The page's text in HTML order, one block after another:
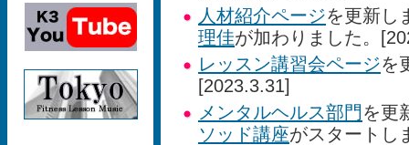
人材紹介ページを更新し
理佳が加わりました。
レッスン講習会ページを
[2023.3.31]
メンタルヘルス部門 を更
ソッド講座がスタートし